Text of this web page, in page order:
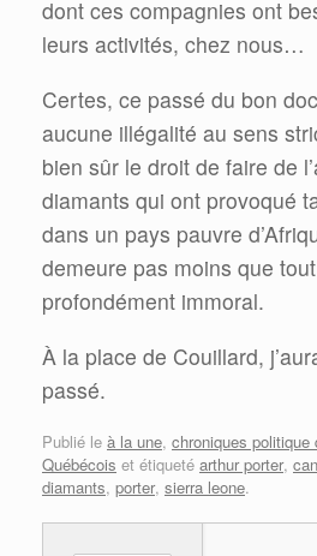
dont ces compagnies ont
leurs activités, chez nous…
Certes, ce passé du bon
aucune illégalité au sens
bien sûr le droit de faire de
diamants qui ont provoqué
dans un pays pauvre
demeure pas moins que
profondément immoral.
À la place de Couillard,
passé.
Publié le à la une, chroniques politique
Québécois et étiqueté arthur porter,
diamants, porter, sierra leone.